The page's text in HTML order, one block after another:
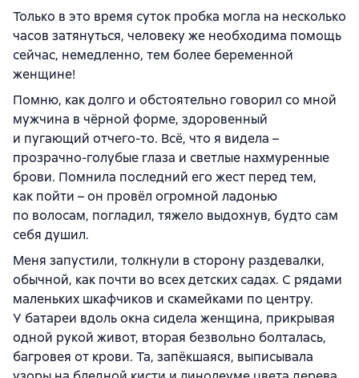
Только в это время суток пробка могла на несколько
часов затянуться, человеку же необходима помощь
сейчас, немедленно, тем более беременной
женщине!
Помню, как долго и обстоятельно говорил со мной
мужчина в чёрной форме, здоровенный
и пугающий отчего-то. Всё, что я видела –
прозрачно-голубые глаза и светлые нахмуренные
брови. Помнила последний его жест перед тем,
как пойти – он провёл огромной ладонью
по волосам, погладил, тяжело выдохнув, будто сам
себя душил.
Меня запустили, толкнули в сторону раздевалки,
обычной, как почти во всех детских садах. С рядами
маленьких шкафчиков и скамейками по центру.
У батареи вдоль окна сидела женщина, прикрывая
одной рукой живот, вторая безвольно болталась,
багровея от крови. Та, запёкшаяся, выписывала